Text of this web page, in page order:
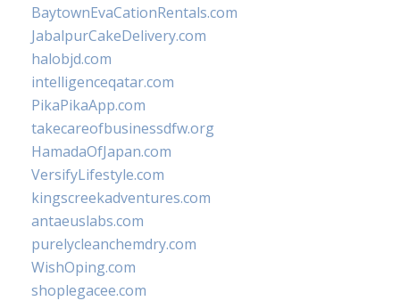
BaytownEvaCationRentals.com
JabalpurCakeDelivery.com
halobjd.com
intelligenceqatar.com
PikaPikaApp.com
takecareofbusinessdfw.org
HamadaOfJapan.com
VersifyLifestyle.com
kingscreekadventures.com
antaeuslabs.com
purelycleanchemdry.com
WishOping.com
shoplegacee.com